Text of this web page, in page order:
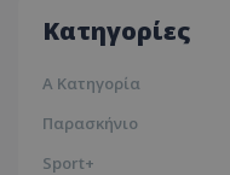
Κατηγορίες
Α Κατηγορία
Παρασκήνιο
Sport+